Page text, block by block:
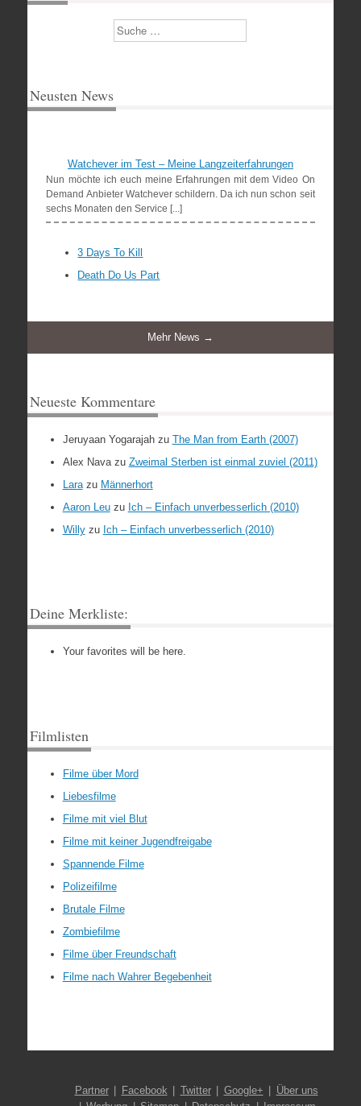
Suchen
Neusten News
Watchever im Test – Meine Langzeiterfahrungen
Nun möchte ich euch meine Erfahrungen mit dem Video On
Demand Anbieter Watchever schildern. Da ich nun schon seit
sechs Monaten den Service [...]
3 Days To Kill
Death Do Us Part
Mehr News →
Neueste Kommentare
Jeruyaan Yogarajahzu The Man from Earth (2007)
Alex Navazu Zweimal Sterben ist einmal zuviel (2011)
Larazu Männerhort
Aaron Leuzu Ich – Einfach unverbesserlich (2010)
Willyzu Ich – Einfach unverbesserlich (2010)
Deine Merkliste:
Your favorites will be here.
Filmlisten
Filme über Mord
Liebesfilme
Filme mit viel Blut
Filme mit keiner Jugendfreigabe
Spannende Filme
Polizeifilme
Brutale Filme
Zombiefilme
Filme über Freundschaft
Filme nach Wahrer Begebenheit
Partner Facebook Twitter Google+
Über uns